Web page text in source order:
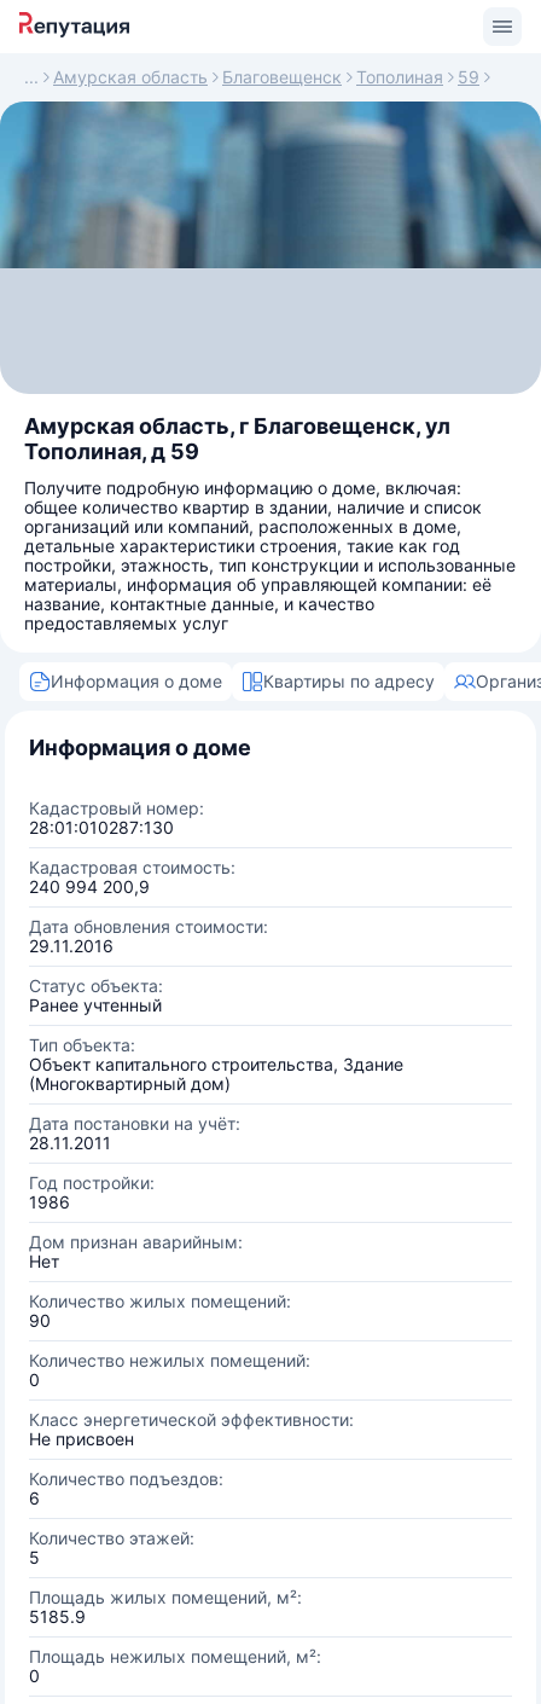
Амурская область Благовещенск Тополиная 59
Амурская область, г Благовещенск, ул
Тополиная, д 59
Получите подробную информацию о доме, включая:
общее количество квартир в здании, наличие и список
организаций или компаний, расположенных в доме,
детальные характеристики строения, такие как год
постройки, этажность, тип конструкции и использованные
материалы, информация об управляющей компании: её
название, контактные данные, и качество
предоставляемых услуг
Информация о доме Квартиры по адресу
Информация о доме
Кадастровый номер:
28:01:010287:130
Кадастровая стоимость:
240 994 200,9
Дата обновления стоимости:
29.11.2016
Статус объекта:
Ранее учтенный
Тип объекта:
Объект капитального строительства, Здание
(Многоквартирный дом)
Дата постановки на учёт:
28.11.2011
Год постройки:
1986
Дом признан аварийным:
Нет
Количество жилых помещений:
90
Количество нежилых помещений:
0
Класс энергетической эффективности:
Не присвоен
Количество подъездов:
6
Количество этажей:
5
Площадь жилых помещений, м²:
5185.9
Площадь нежилых помещений, м²:
0